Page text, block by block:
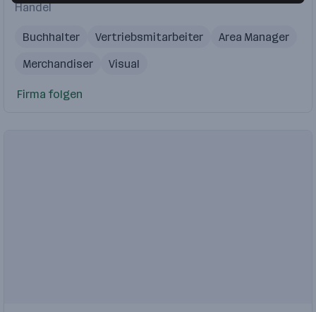
Handel
Buchhalter Vertriebsmitarbeiter
Area Manager
Merchandiser
Visual
Firma folgen